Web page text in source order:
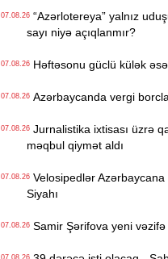
07.08.26“Azərlotereya” yalnız
sayı niyə açıqlanmır?
07.08.26Həftəsonu güclü külək
07.08.26Azərbaycanda vergi
07.08.26Jurnalistika ixtisası üzrə
məqbul qiymət aldı
07.08.26Velosipedlər Azərbaycana
Siyahı
07.08.26Samir Şərifova yeni vəzifə
07.08.26